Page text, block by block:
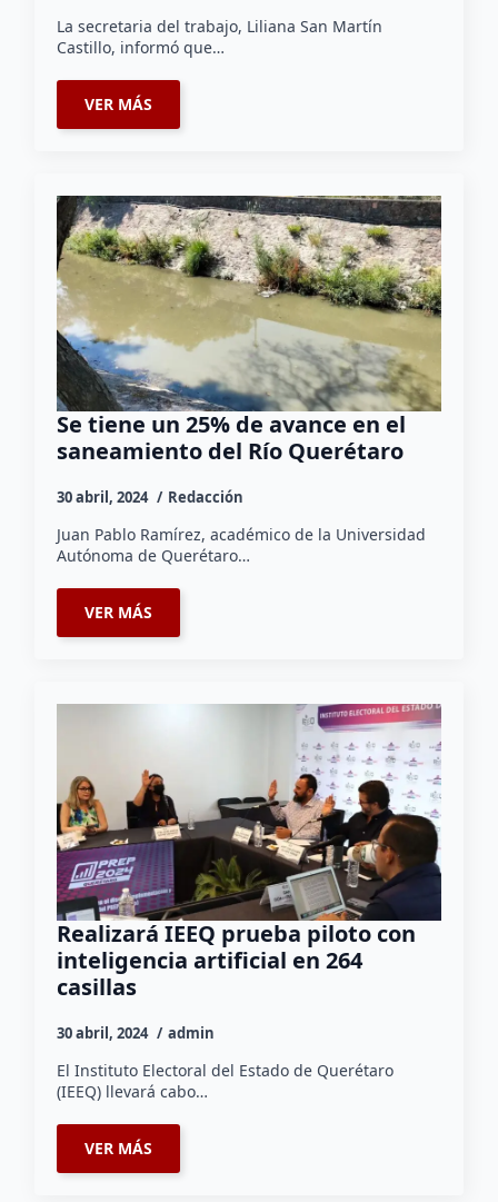
La secretaria del trabajo, Liliana San Martín
Castillo, informó que…
VER MÁS
Se tiene un 25% de avance en el
saneamiento del Río Querétaro
30 abril, 2024 Redacción
Juan Pablo Ramírez, académico de la Universidad
Autónoma de Querétaro…
VER MÁS
Realizará IEEQ prueba piloto con
inteligencia artificial en 264
casillas
30 abril, 2024 admin
El Instituto Electoral del Estado de Querétaro
(IEEQ) llevará cabo…
VER MÁS